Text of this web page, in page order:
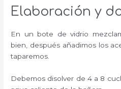
Elaboración y
En un bote de vidrio
bien, después añadimos los
taparemos.
Debemos disolver de 4 a 8